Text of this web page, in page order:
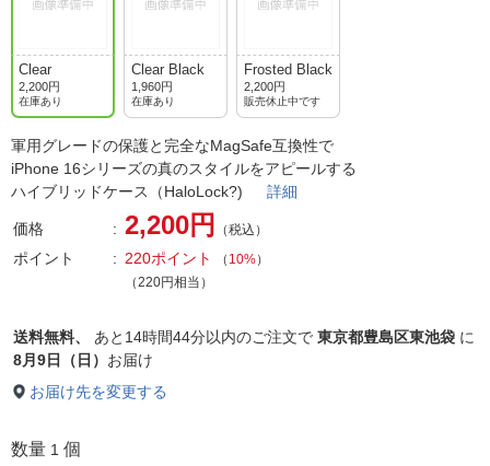
Clear
2,200円
在庫あり
Clear Black
1,960円
在庫あり
Frosted Black
2,200円
販売休止中です
軍用グレードの保護と完全なMagSafe互換性で
iPhone 16シリーズの真のスタイルをアピールする
ハイブリッドケース（HaloLock?) 詳細
価格 2,200円 （税込）
ポイント 220ポイント （ 10%）
（220円相当）
送料無料、 あと 14時間44分以内のご注文で 東京都豊島区東池袋 に
8月9日（日） お届け
お届け先を変更する
数量 1 個